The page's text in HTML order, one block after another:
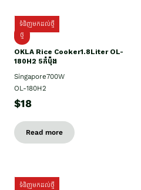
ទំនិញមកដល់ថ្មី
ថ្មី
OKLA Rice Cooker1.8Liter OL-
180H2 5កំប៉ុង
Singapore700W
OL-180H2
$18
Read more
ទំនិញមកដល់ថ្មី